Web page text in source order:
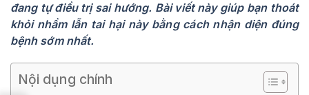
đang tự điều trị sai hướng. Bài viết này giúp bạn thoát
khỏi nhầm lẫn tai hại này bằng cách nhận diện đúng
bệnh sớm nhất.
Nội dụng chính